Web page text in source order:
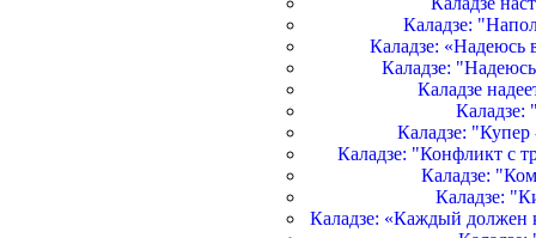
Каладзе:
Каладзе: «Надеюсь
Каладзе:
Каладзе
Каладзе:
Каладзе:
Каладзе: "Конфликт с
Каладзе:
Каладзе:
Каладзе: «Каждый должен